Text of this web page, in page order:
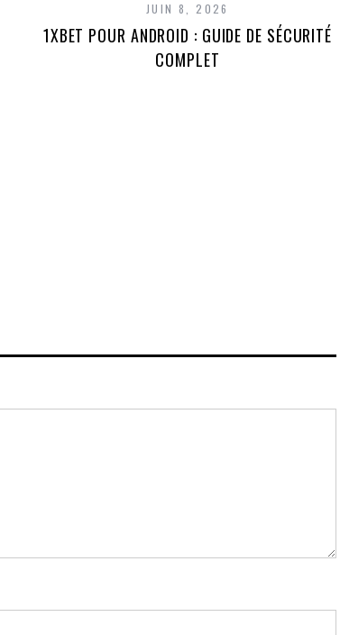
JUIN 8, 2026
1XBET POUR ANDROID : GUIDE DE SÉCURITÉ
COMPLET